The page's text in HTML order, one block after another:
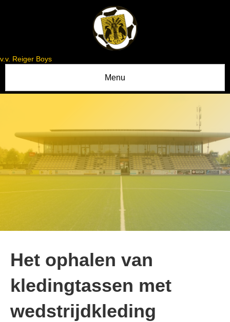
v.v. Reiger Boys
Menu
Het ophalen van
kledingtassen met
wedstrijdkleding